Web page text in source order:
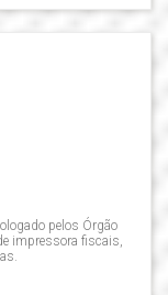
pelos Órgão
impressora fiscais,